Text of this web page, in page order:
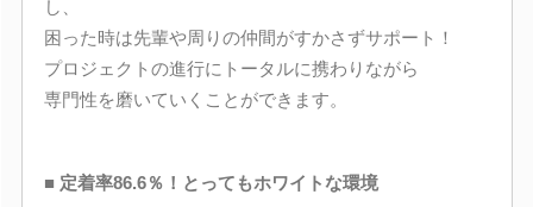
し、
困った時は先輩や周りの仲間がすかさずサポート！
プロジェクトの進行にトータルに携わりながら
専門性を磨いていくことができます。
■ 定着率86.6％！とってもホワイトな環境